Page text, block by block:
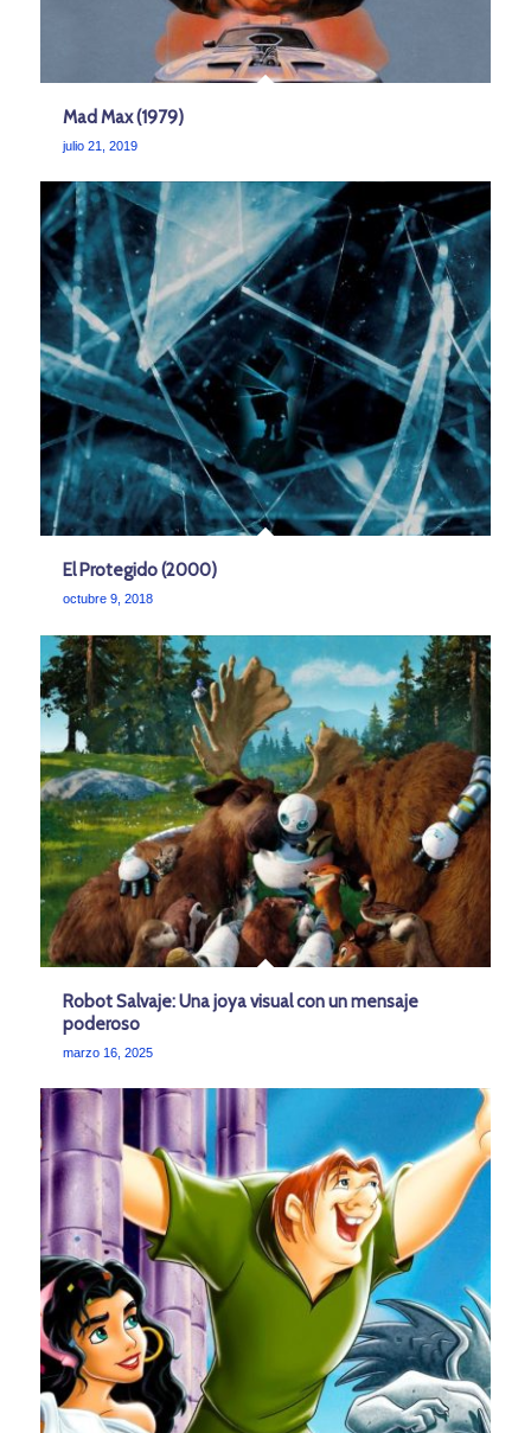
Mad Max (1979)
julio 21, 2019
El Protegido (2000)
octubre 9, 2018
Robot Salvaje: Una joya visual con un mensaje
poderoso
marzo 16, 2025